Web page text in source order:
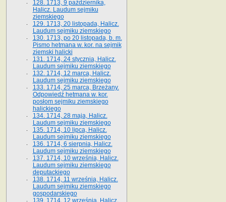
128. 1713, 9 października,
Halicz. Laudum sejmiku
ziemskiego
129. 1713, 20 listopada, Halicz.
Laudum sejmiku ziemskiego
130. 1713, po 20 listopada, b. m.
Pismo hetmana w. kor. na sejmik
ziemski halicki
131. 1714, 24 stycznia, Halicz.
Laudum sejmiku ziemskiego
132. 1714, 12 marca, Halicz.
Laudum sejmiku ziemskiego
133. 1714, 25 marca, Brzeżany.
Odpowiedź hetmana w. kor.
posłom sejmiku ziemskiego
halickiego
134. 1714, 28 maja, Halicz.
Laudum sejmiku ziemskiego
135. 1714, 10 lipca, Halicz.
Laudum sejmiku ziemskiego
136. 1714, 6 sierpnia, Halicz.
Laudum sejmiku ziemskiego
137. 1714, 10 września, Halicz.
Laudum sejmiku ziemskiego
deputackiego
138. 1714, 11 września, Halicz.
Laudum sejmiku ziemskiego
gospodarskiego
139. 1714, 12 września, Halicz.